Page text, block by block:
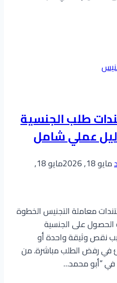
طلب الجنسية
عملي شامل
مايو 18, 2026
مايو 18,
معاملة التجنيس الخطوة
الحصول على الجنسية
نقص وثيقة واحدة أو
في رفض الطلب مباشرة. من
في “أبو محمد…